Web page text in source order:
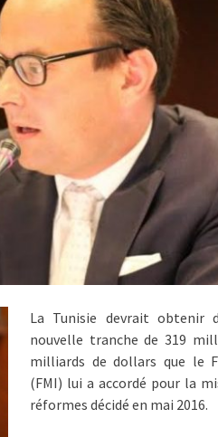
La Tunisie devrait obtenir
nouvelle tranche de 319
milliards de dollars que le
(FMI) lui a accordé pour la
réformes décidé en mai 2016.